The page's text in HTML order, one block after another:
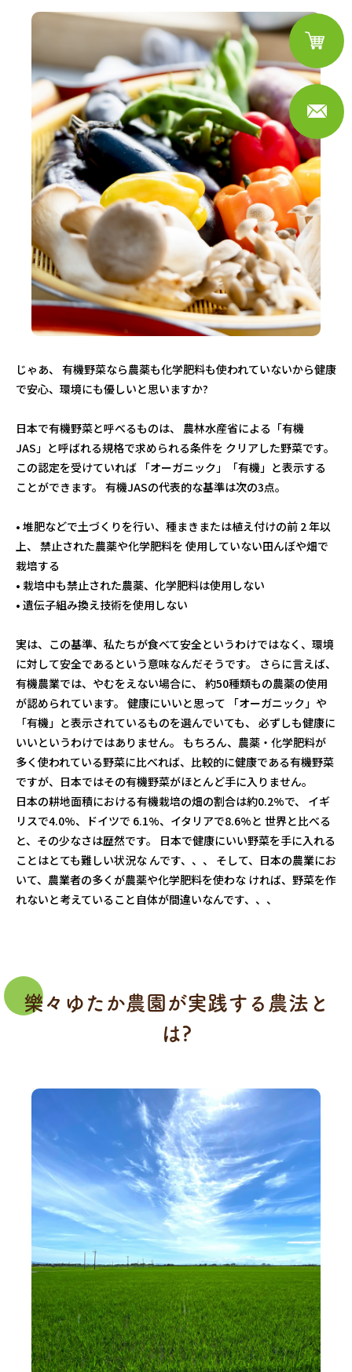
じゃあ、 有機野菜なら農薬も化学肥料も使われていないから健康
で安心、環境にも優しいと思いますか?
日本で有機野菜と呼べるものは、 農林水産省による「有機
JAS」と呼ばれる規格で求められる条件を クリアした野菜です。
この認定を受けていれば 「オーガニック」「有機」と表示する
ことができます。 有機JASの代表的な基準は次の3点。
• 堆肥などで土づくりを行い、種まきまたは植え付けの前 2 年以
上、 禁止された農薬や化学肥料を 使用していない田んぼや畑で
栽培する
• 栽培中も禁止された農薬、化学肥料は使用しない
• 遺伝子組み換え技術を使用しない
実は、この基準、私たちが食べて安全というわけではなく、環境
に対して安全であるという意味なんだそうです。 さらに言えば、
有機農業では、やむをえない場合に、 約50種類もの農薬の使用
が認められています。 健康にいいと思って 「オーガニック」や
「有機」と表示されているものを選んでいても、 必ずしも健康に
いいというわけではありません。 もちろん、農薬・化学肥料が
多く使われている野菜に比べれば、比較的に健康である有機野菜
ですが、日本ではその有機野菜がほとんど手に入りません。
日本の耕地面積における有機栽培の畑の割合は約0.2%で、 イギ
リスで4.0%、ドイツで 6.1%、イタリアで8.6%と 世界と比べる
と、その少なさは歴然です。 日本で健康にいい野菜を手に入れる
ことはとても難しい状況な んです、、、 そして、日本の農業にお
いて、農業者の多くが農薬や化学肥料を使わな ければ、野菜を作
れないと考えていること自体が間違いなんです、、、
樂々ゆたか農園が実践する農法と
は?